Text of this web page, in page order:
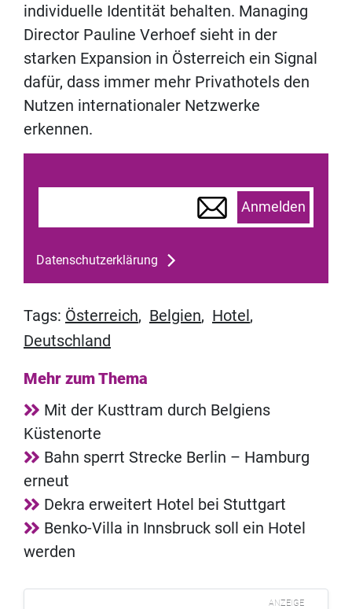
individuelle Identität behalten. Managing
Director Pauline Verhoef sieht in der
starken Expansion in Österreich ein Signal
dafür, dass immer mehr Privathotels den
Nutzen internationaler Netzwerke
erkennen.
Anmelden
Datenschutzerklärung
Tags: Österreich, Belgien, Hotel,
Deutschland
Mehr zum Thema
Mit der Kusttram durch Belgiens
Küstenorte
Bahn sperrt Strecke Berlin – Hamburg
erneut
Dekra erweitert Hotel bei Stuttgart
Benko-Villa in Innsbruck soll ein Hotel
werden
ANZEIGE